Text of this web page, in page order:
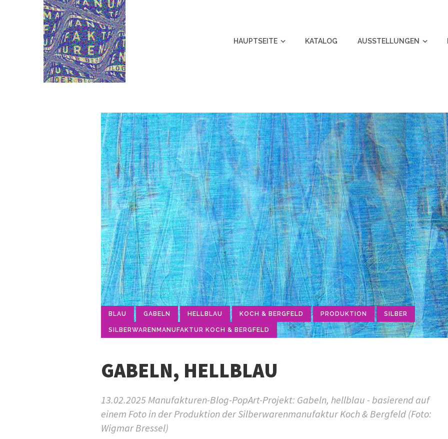
HAUPTSEITE KATALOG AUSSTELLUNGEN
BLAU GABELN HELLBLAU KOCH & BERGFELD PRODUKTION SILBER
SILBERWARENMANUFAKTUR KOCH & BERGFELD
GABELN, HELLBLAU
13.02.2025 Manufakturen-Blog-PopArt-Projekt: Gabeln, hellblau - basierend auf
einem Foto in der Produktion der Silberwarenmanufaktur Koch & Bergfeld (Foto:
Wigmar Bressel)